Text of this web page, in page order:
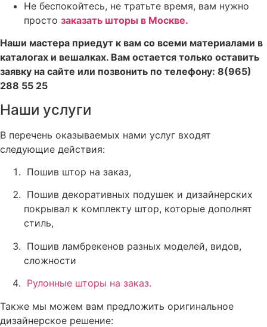
Не беспокойтесь, не тратьте время, вам нужно
просто заказать шторы в Москве.
Наши мастера приедут к вам со всеми материалами в
каталогах и вешалках. Вам остается только оставить
заявку на сайте или позвонить по телефону: 8(965)
288 55 25
Наши услуги
В перечень оказываемых нами услуг входят
следующие действия:
Пошив штор на заказ,
Пошив декоративных подушек и дизайнерских
покрывал к комплекту штор, которые дополнят
стиль,
Пошив ламбрекенов разных моделей, видов,
сложности
Рулонные шторы на заказ.
Также мы можем вам предложить оригинальное
дизайнерское решение: